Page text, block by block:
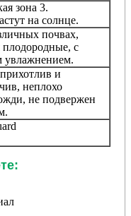
зона 3.
на солнце.
почвах,
плодородные, с
увлажнением.
и
неплохо
не подвержен